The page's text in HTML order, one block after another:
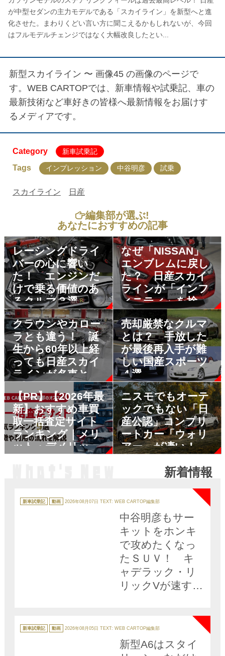
が中型セダンの主力モデルである「スカイライン」を新型へと進
化させた。まわりくどい言い方に聞こえるかもしれないが、今回
はフルモデルチェンジではなく大幅改良したとい...
新型スカイライン 〜 画像45 の画像のページで
す。WEB CARTOPでは、新車情報や試乗記、車の
最新技術など車好きの皆様へ最新情報をお届けす
るメディアです。
Category 新車試乗記
Tags インプレッション 中谷明彦 試乗
スカイライン 日産
編集部が選ぶ!
あなたにおすすめの記事
レーシングドライ
バーの心に響い
た！ エンジンだ
けで乗る価値のあ
るクルマ３選
なぜ「NISSAN」
エンブレムに戻し
た？ 日産スカイ
ラインが「インフ
ィニティ」を捨て
クラウンやカロー
ラとも違う！ 誕
生から60年以上経
っても日産スカイ
ラインが名車と呼
ばれ続ける理由
売却厳禁なクルマ
とは？ 手放した
が最後再入手が難
しい国産スポーツ
４選
【PR】【2026年最
新】おすすめ車買
取一括査定サイト
ランキング｜メリ
ット・デメリット
ニスモでもオーテ
ックでもない「日
産公認」コンプリ
ートカー「ウォリ
アー」が凄い！
た圧巻チューニン
も導入希望!!
新着情報
テ
ゴ
新車試乗記 動画 2026年08月07日 TEXT: WEB CARTOP編集部
NEW
中谷明彦もサー
キットをホンキ
で攻めたくなっ
たＳＵＶ！ キ
ャデラック・リ
リックVが速すぎ
テ
ゴ
新車試乗記 動画 2026年08月05日 TEXT: WEB CARTOP編集部
新型A6はスタイ